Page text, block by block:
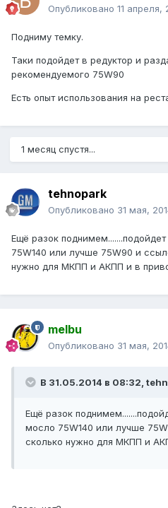
Опубликовано 11 апреля,
Подниму темку.
Таки подойдет в редуктор и
рекомендуемого 75W90
Есть опыт использования на
1 месяц спустя...
tehnopark
Опубликовано 31 мая,
Ещё разок
75W140 или лучше 75W90 и
нужно для МКПП и АКПП и в
melbu
Опубликовано 31 мая,
В 31.05.2014 в 08:32,
Ещё разок
мосло 75W140 или лучше
сколько нужно для МКПП и